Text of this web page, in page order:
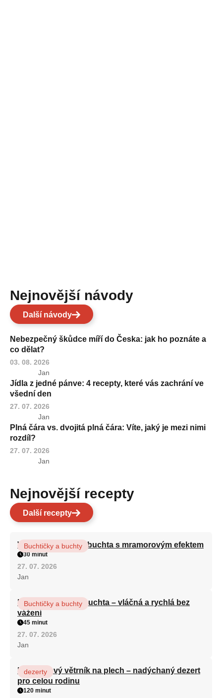
Nejnovější návody
Další návody
Nebezpečný škůdce míří do Česka: jak ho poznáte a
co dělat?
03. 08. 2026
Jan
Jídla z jedné pánve: 4 recepty, které vás zachrání ve
všední den
27. 07. 2026
Jan
Plná čára vs. dvojitá plná čára: Víte, jaký je mezi nimi
rozdíl?
27. 07. 2026
Jan
Nejnovější recepty
Další recepty
Vláčná olejová litá buchta s mramorovým efektem
Buchtičky a buchty
30 minut
27. 07. 2026
Jan
Hrnková maková buchta – vláčná a rychlá bez
vážení
Buchtičky a buchty
45 minut
27. 07. 2026
Jan
Karamelový větrník na plech – nadýchaný dezert
pro celou rodinu
dezerty
120 minut